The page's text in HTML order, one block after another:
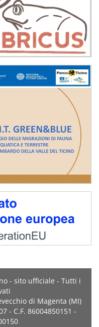
- sito ufficiale - Tutti i
di Magenta (MI)
- C.F. 86004850151 -